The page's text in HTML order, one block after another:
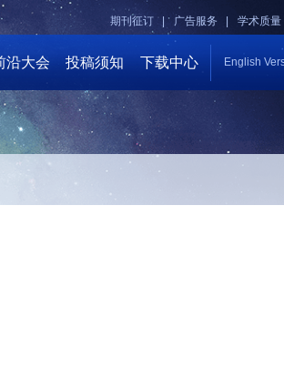
学术质量
广告服务 |
期刊征订 |
沿大会 投稿须知 下载中心 English